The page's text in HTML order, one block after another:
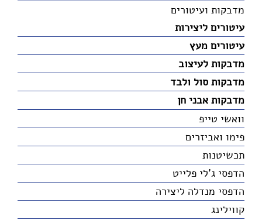
מדבקות ועיטורים
עיטורים ליצירות
עיטורים מעץ
מדבקות לעיצוב
מדבקות סול ולבד
מדבקות אבני חן
וואשי טייפ
פימו ואביזרים
תכשיטנות
הדפסי ג'לי פלייט
הדפסי מנדלה ליצירה
קווילינג